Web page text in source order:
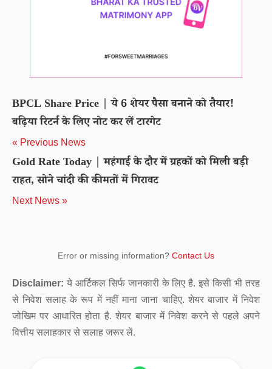
BPCL Share Price | ये 6 शेयर पैसा बनाने को तैयार!
बढ़िया रिटर्न के लिए नोट कर लें टारगेट
« Previous News
Gold Rate Today | महंगाई के दौर में ग्रहकों को मिली बड़ी
राहत, सोने चांदी की कीमतों में गिरावट
Next News »
Error or missing information? Contact Us
Disclaimer: ये आर्टिकल सिर्फ जानकारी के लिए है. इसे किसी भी तरह
से निवेश सलाह के रूप में नहीं माना जाना चाहिए. शेयर बाजार में निवेश
जोखिम पर आधारित होता है. शेयर बाजार में निवेश करने से पहले अपने
वित्तीय सलाहकार से सलाह जरूर लें.